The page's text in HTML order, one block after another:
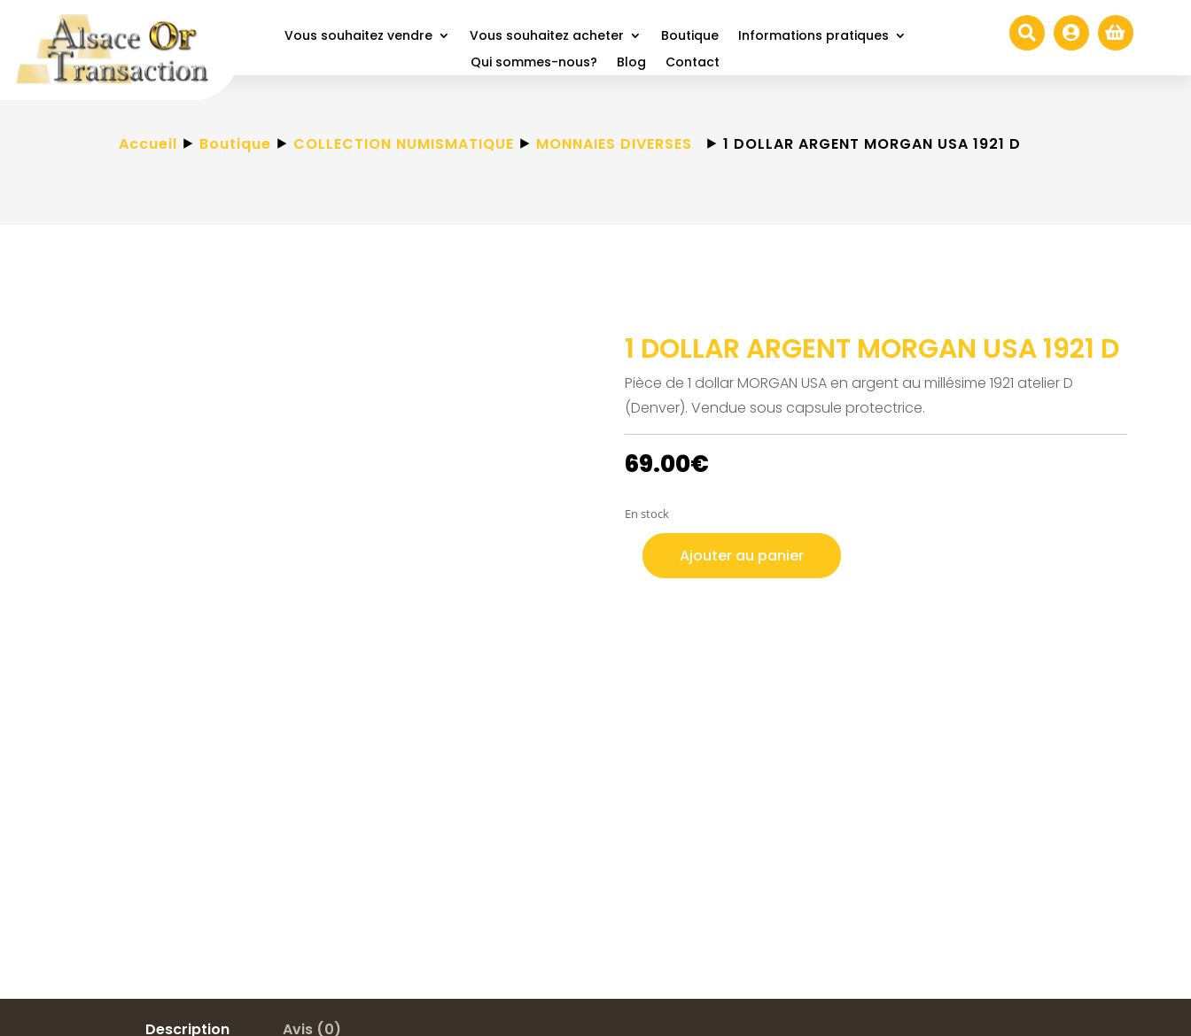
Vous souhaitez vendre Vous souhaitez acheter Boutique
Informations pratiques
Qui sommes-nous?
Blog Contact
 

Accueil ⯈ Boutique ⯈ COLLECTION NUMISMATIQUE ⯈ MONNAIES DIVERSES ⯈ 1 DOLLAR ARGENT MORGAN USA 1921 D
1 DOLLAR ARGENT MORGAN USA 1921 D
Pièce de 1 dollar MORGAN USA en argent au millésime 1921 atelier D
(Denver). Vendue sous capsule protectrice.
69.00€
En stock
quantité Ajouter au panier
Description Avis (0)